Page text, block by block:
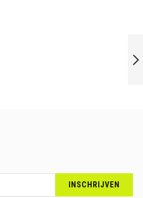
INSCHRIJVEN